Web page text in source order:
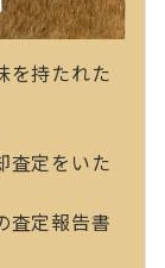
を持たれた
査定をいた
査定報告書